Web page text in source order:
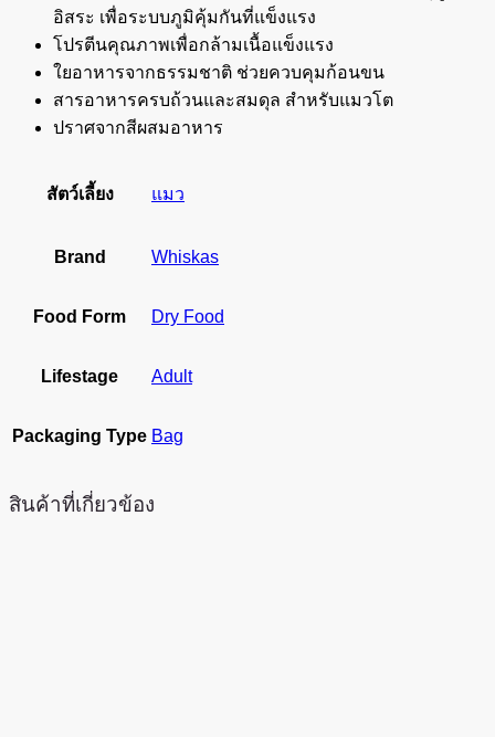
อิสระ เพื่อระบบภูมิคุ้มกันที่แข็งแรง
โปรตีนคุณภาพเพื่อกล้ามเนื้อแข็งแรง
ใยอาหารจากธรรมชาติ ช่วยควบคุมก้อนขน
สารอาหารครบถ้วนและสมดุล สำหรับแมวโต
ปราศจากสีผสมอาหาร
สัตว์เลี้ยง แมว
Brand Whiskas
Food Form Dry Food
Lifestage Adult
Packaging Type Bag
สินค้าที่เกี่ยวข้อง